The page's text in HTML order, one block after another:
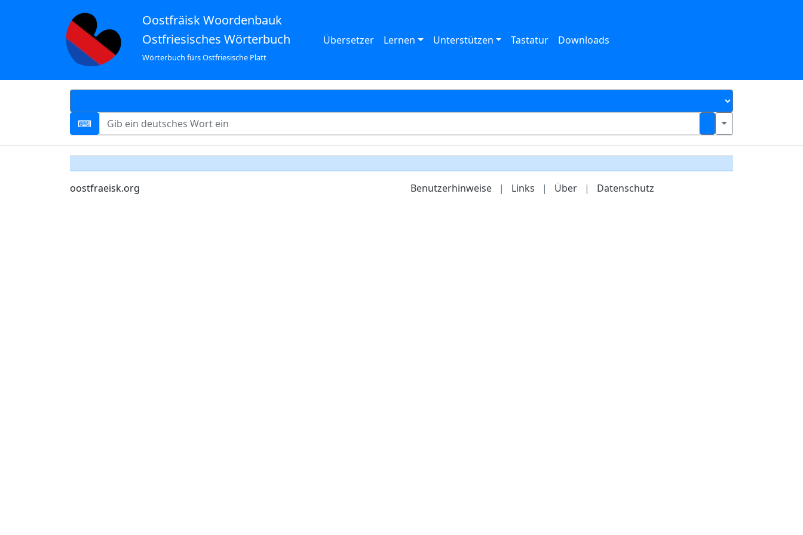
Oostfräisk Woordenbauk
Ostfriesisches Wörterbuch
Wörterbuch fürs Ostfriesische Platt
Übersetzer Lernen Unterstützen Tastatur Downloads
oostfraeisk.org Benutzerhinweise | Links | Über | Datenschutz